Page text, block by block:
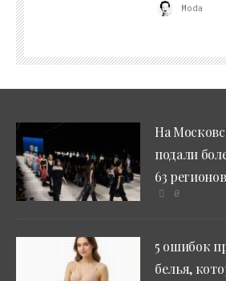
Moda
На
подали
63
0
5 ошибок
белья,